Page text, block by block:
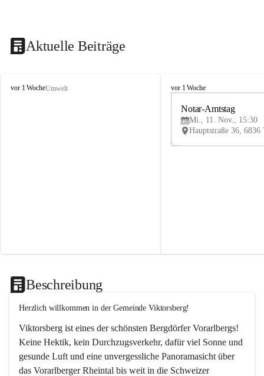
Aktuelle Beiträge
V
vor 1 WocheUmwelt
V
vor 1 Woche
Notar-Amtstag
Mi., 11. Nov., 15:30
Beschreibung
Herzlich willkommen in der Gemeinde Viktorsberg!
Viktorsberg ist eines der schönsten Bergdörfer Vorarlbergs!
Keine Hektik, kein Durchzugsverkehr, dafür viel Sonne und
gesunde Luft und eine unvergessliche Panoramasicht über
das Vorarlberger Rheintal bis weit in die Schweizer